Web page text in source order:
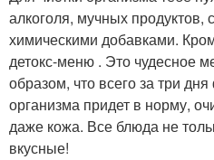
алкоголя, мучных продуктов,
химическими добавками.
детокс-меню . Это чудесное
образом, что всего за три
организма придет в норму,
даже кожа. Все блюда не
вкусные!